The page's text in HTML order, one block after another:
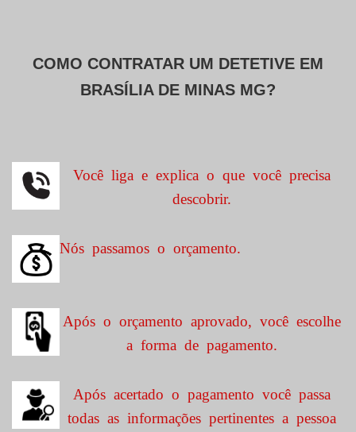
COMO CONTRATAR UM DETETIVE EM
BRASÍLIA DE MINAS MG?
Você liga e explica o que você precisa
descobrir.
Nós passamos o orçamento.
Após o orçamento aprovado, você escolhe
a forma de pagamento.
Após acertado o pagamento você passa
todas as informações pertinentes a pessoa